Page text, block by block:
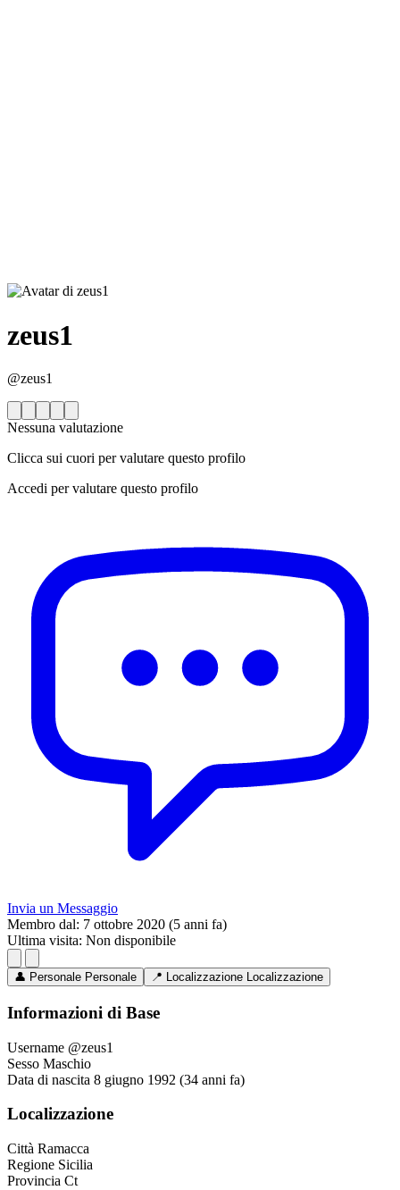
zeus1
@zeus1
Nessuna valutazione
Clicca sui cuori per valutare questo profilo
Accedi per valutare questo profilo
Invia un Messaggio
Membro dal: 7 ottobre 2020 (5 anni fa)
Ultima visita: Non disponibile
👤 Personale Personale 📍 Localizzazione Localizzazione
Informazioni di Base
Username @zeus1
Sesso Maschio
Data di nascita 8 giugno 1992 (34 anni fa)
Localizzazione
Città Ramacca
Regione Sicilia
Provincia Ct